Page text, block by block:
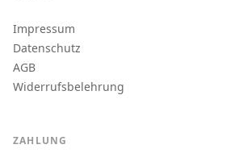
Impressum
Datenschutz
AGB
Widerrufsbelehrung
ZAHLUNG